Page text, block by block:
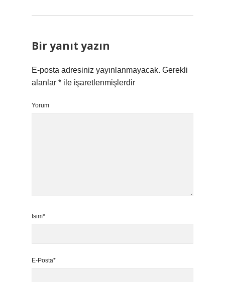
Bir yanıt yazın
E-posta adresiniz yayınlanmayacak. Gerekli
alanlar * ile işaretlenmişlerdir
Yorum
İsim*
E-Posta*